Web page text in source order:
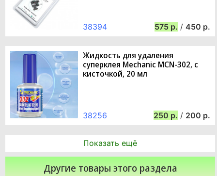
38394 575 / 450
Жидкость для удаления
суперклея Mechanic MCN-302, с
кисточкой, 20 мл
38256 250 / 200
Показать ещё
Другие товары этого раздела